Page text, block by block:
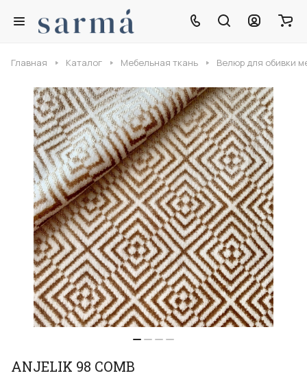
Главная Каталог Мебельная ткань Велюр для обивки
ANJELIK 98 COMB